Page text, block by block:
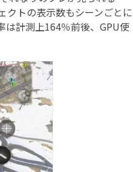
クトの表示数もシーンごとに
は計測上164％前後、GPU使